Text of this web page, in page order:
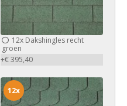
12xDakshingles recht
groen
+€ 395,40
12x